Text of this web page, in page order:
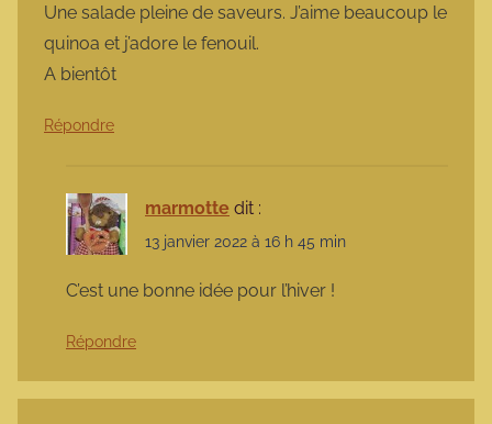
Une salade pleine de saveurs. J’aime beaucoup le
quinoa et j’adore le fenouil.
A bientôt
Répondre
marmotte dit :
13 janvier 2022 à 16 h 45 min
C’est une bonne idée pour l’hiver !
Répondre